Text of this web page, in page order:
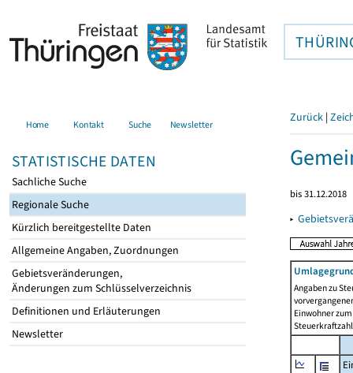
Home Kontakt Suche Newsletter
STATISTISCHE DATEN
Sachliche Suche
Regionale Suche
Kürzlich bereitgestellte Daten
Allgemeine Angaben, Zuordnungen
Gebietsveränderungen,
Änderungen zum Schlüsselverzeichnis
Definitionen und Erläuterungen
Newsletter
Zurück |
bis 31.12.2018
▸
Angaben zu
Einwohner